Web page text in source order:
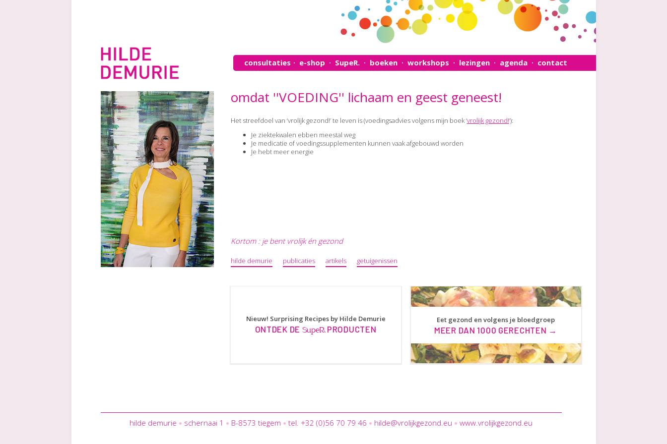
consultaties • e-shop • SupeR. • boeken • workshops • lezingen • agenda • contact
omdat ''VOEDING'' lichaam en geest geneest!
Het streefdoel van ‘vrolijk gezond!’ te leven is (voedingsadvies volgens mijn boek ‘vrolijk gezond!’):
Je ziektekwalen ebben meestal weg
Je medicatie of voedingssupplementen kunnen vaak afgebouwd worden
Je hebt meer energie
Kortom : je bent vrolijk én gezond
hilde demurie publicaties artikels getuigenissen
Nieuw! Surprising Recipes by Hilde Demurie
ONTDEK DE SupeR.PRODUCTEN
Eet gezond en volgens je bloedgroep
MEER DAN 1000 GERECHTEN →
hilde demurie schernaai 1 B-8573 tiegem tel. +32 (0)56 70 79 46 hilde@vrolijkgezond.eu www.vrolijkgezond.eu